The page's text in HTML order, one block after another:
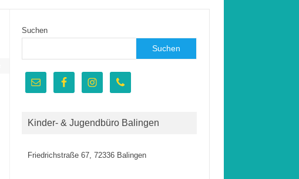
Suchen
Suchen
Kinder- & Jugendbüro Balingen
Friedrichstraße 67, 72336 Balingen